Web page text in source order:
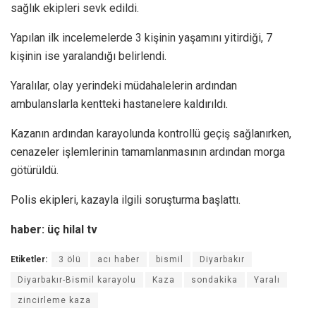
sağlık ekipleri sevk edildi.
Yapılan ilk incelemelerde 3 kişinin yaşamını yitirdiği, 7
kişinin ise yaralandığı belirlendi.
Yaralılar, olay yerindeki müdahalelerin ardından
ambulanslarla kentteki hastanelere kaldırıldı.
Kazanın ardından karayolunda kontrollü geçiş sağlanırken,
cenazeler işlemlerinin tamamlanmasının ardından morga
götürüldü.
Polis ekipleri, kazayla ilgili soruşturma başlattı.
haber: üç hilal tv
Etiketler: 3 ölü acı haber bismil Diyarbakır
Diyarbakır-Bismil karayolu Kaza sondakika Yaralı
zincirleme kaza